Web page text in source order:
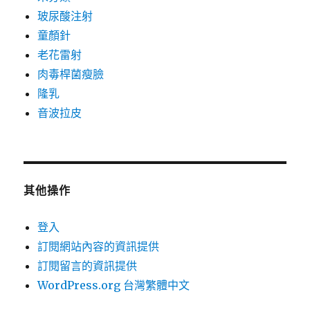
玻尿酸注射
童顏針
老花雷射
肉毒桿菌瘦臉
隆乳
音波拉皮
其他操作
登入
訂閱網站內容的資訊提供
訂閱留言的資訊提供
WordPress.org 台灣繁體中文